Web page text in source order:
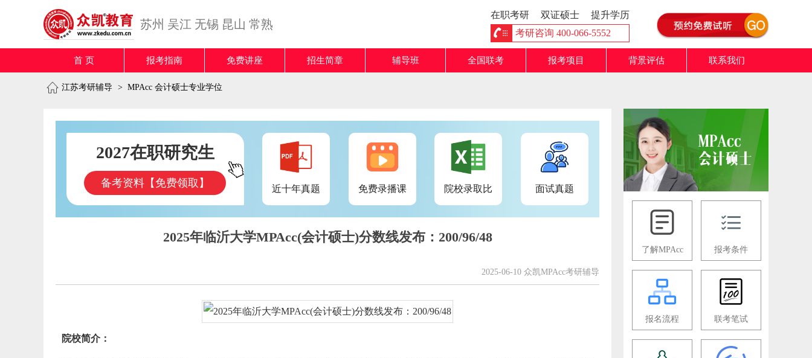
苏州 吴江 无锡 昆山 常熟
在职考研 双证硕士
提升学历
考研咨询 400-066-5552
首 页 报考指南 免费讲座 招生简章 辅导班 全国联考 报考项目 背景评估 联系我们
江苏考研辅导 > MPAcc 会计硕士专业学位
2027在职研究生
备考资料【免费领取】 近十年真题 免费录播课 院校录取比 面试真题
2025年临沂大学MPAcc(会计硕士)分数线发布：200/96/48
2025-06-10 众凯MPAcc考研辅导
院校简介：
了解MPAcc 报考条件
报名流程 联考笔试